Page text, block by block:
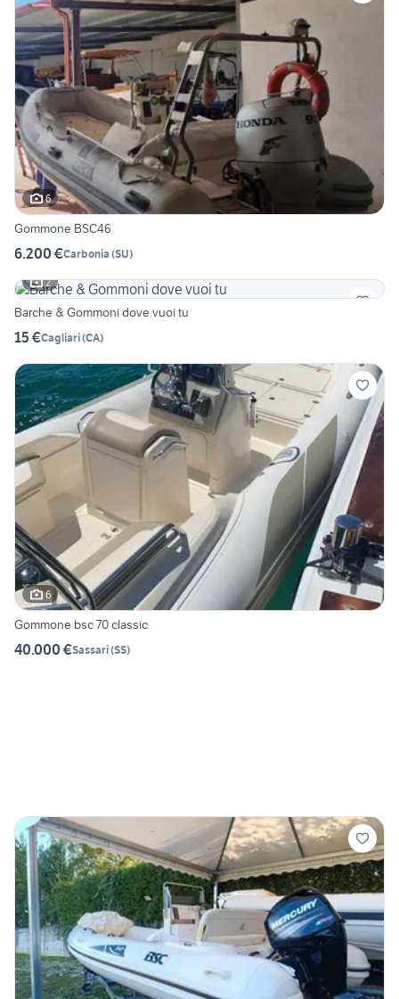
6
Gommone BSC46
6.200 €Carbonia (SU)
2
Barche & Gommoni dove vuoi tu
15 €Cagliari(CA)
6
Gommone bsc 70 classic
40.000 €Sassari(SS)